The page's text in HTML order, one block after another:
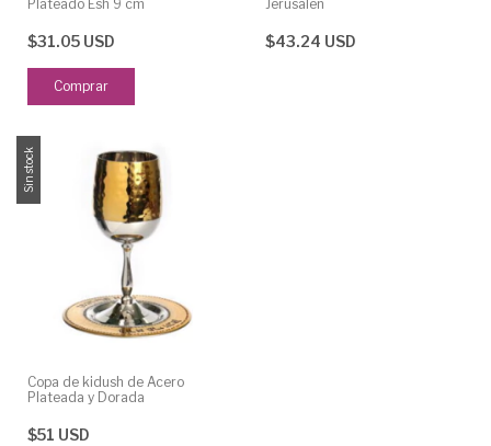
Plateado Esh 9 cm
$31.05 USD
Jerusalen
$43.24 USD
Sin stock
Copa de kidush de Acero
Plateada y Dorada
$51 USD